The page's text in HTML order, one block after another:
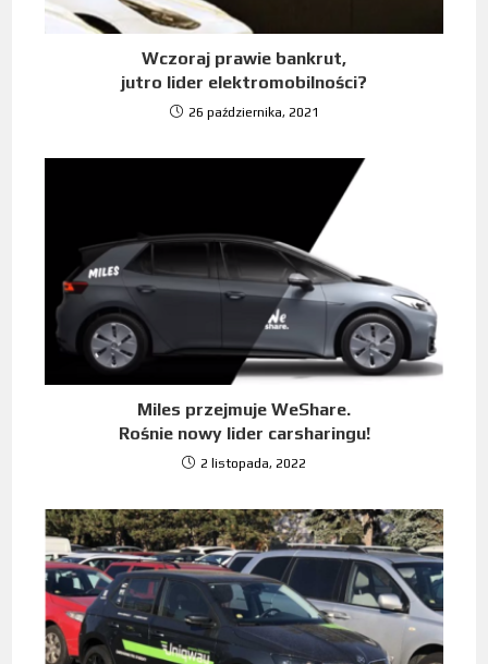
Wczoraj prawie bankrut,
jutro lider elektromobilności?
26 października, 2021
Miles przejmuje WeShare.
Rośnie nowy lider carsharingu!
2 listopada, 2022